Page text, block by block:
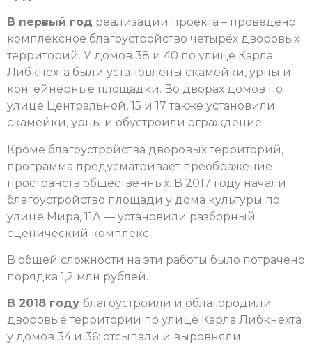
В первый год реализации проекта – проведено
комплексное благоустройство четырёх дворовых
территорий. У домов 38 и 40 по улице Карла
Либкнехта были установлены скамейки, урны и
контейнерные площадки. Во дворах домов по
улице Центральной, 15 и 17 также установили
скамейки, урны и обустроили ограждение.
Кроме благоустройства дворовых территорий,
программа предусматривает преображение
пространств общественных. В 2017 году начали
благоустройство площади у дома культуры по
улице Мира, 11А — установили разборный
сценический комплекс.
В общей сложности на эти работы было потрачено
порядка 1,2 млн рублей.
В 2018 году благоустроили и облагородили
дворовые территории по улице Карла Либкнехта
у домов 34 и 36: отсыпали и выровняли